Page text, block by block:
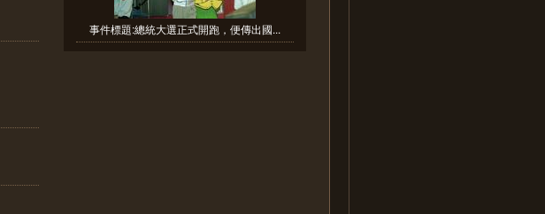
事件標題:總統大選正式開跑，便傳出國...